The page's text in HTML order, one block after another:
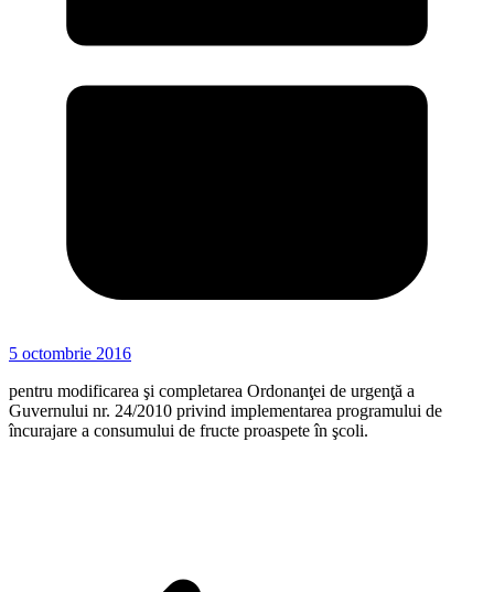
5 octombrie 2016
pentru modificarea şi completarea Ordonanţei de urgenţă a
Guvernului nr. 24/2010 privind implementarea programului de
încurajare a consumului de fructe proaspete în şcoli.